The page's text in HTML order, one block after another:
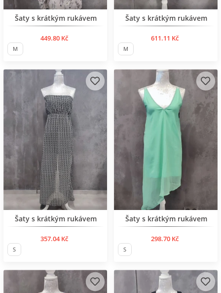
BESTSELLER
Šaty s krátkým rukávem
449.80 Kč
M
BESTSELLER
Šaty s krátkým rukávem
611.11 Kč
M
BESTSELLER
Šaty s krátkým rukávem
357.04 Kč
S
Šaty s krátkým rukávem
298.70 Kč
S